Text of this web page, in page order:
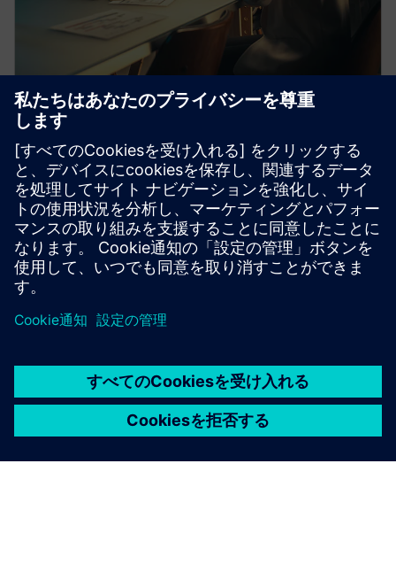
HPCWorks Insight Pro
Make informed decisions with fast, intuitive HPC and
cloud reporting that gives you comprehensive
visibility into your computing environment.